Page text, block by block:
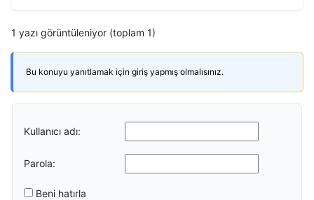
1 yazı görüntüleniyor (toplam 1)
Bu konuyu yanıtlamak için giriş yapmış olmalısınız.
Kullanıcı adı:
Parola:
Beni hatırla